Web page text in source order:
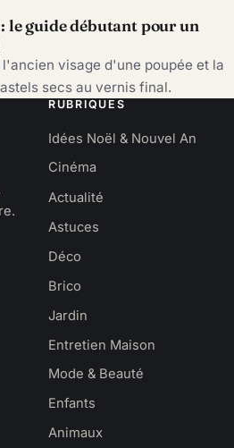
le guide débutant pour un
visage d'une poupée et la
secs au vernis final.
RUBRIQUES
Idées Noël & Nouvel An
Cinéma
Actualité
Astuces
Déco
Brico
Jardin
Entretien Maison
Mode & Beauté
Enfants
Animaux